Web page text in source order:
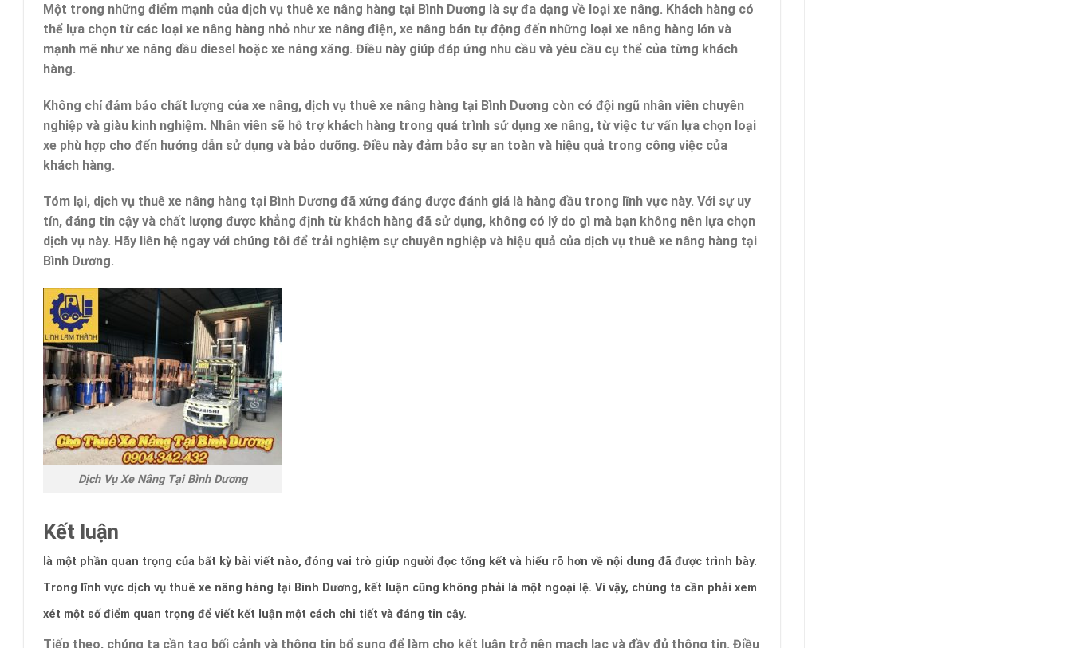
Một trong những điểm mạnh của dịch vụ thuê xe nâng hàng tại Bình Dương là sự đa dạng về loại xe nâng. Khách hàng có
thể lựa chọn từ các loại xe nâng hàng nhỏ như xe nâng điện, xe nâng bán tự động đến những loại xe nâng hàng lớn và
mạnh mẽ như xe nâng dầu diesel hoặc xe nâng xăng. Điều này giúp đáp ứng nhu cầu và yêu cầu cụ thể của từng khách
hàng.
Không chỉ đảm bảo chất lượng của xe nâng, dịch vụ thuê xe nâng hàng tại Bình Dương còn có đội ngũ nhân viên chuyên
nghiệp và giàu kinh nghiệm. Nhân viên sẽ hỗ trợ khách hàng trong quá trình sử dụng xe nâng, từ việc tư vấn lựa chọn loại
xe phù hợp cho đến hướng dẫn sử dụng và bảo dưỡng. Điều này đảm bảo sự an toàn và hiệu quả trong công việc của
khách hàng.
Tóm lại, dịch vụ thuê xe nâng hàng tại Bình Dương đã xứng đáng được đánh giá là hàng đầu trong lĩnh vực này. Với sự uy
tín, đáng tin cậy và chất lượng được khẳng định từ khách hàng đã sử dụng, không có lý do gì mà bạn không nên lựa chọn
dịch vụ này. Hãy liên hệ ngay với chúng tôi để trải nghiệm sự chuyên nghiệp và hiệu quả của dịch vụ thuê xe nâng hàng tại
Bình Dương.
Dịch Vụ Xe Nâng Tại Bình Dương
Kết luận
là một phần quan trọng của bất kỳ bài viết nào, đóng vai trò giúp người đọc tổng kết và hiểu rõ hơn về nội dung đã được trình bày.
Trong lĩnh vực dịch vụ thuê xe nâng hàng tại Bình Dương, kết luận cũng không phải là một ngoại lệ. Vì vậy, chúng ta cần phải xem
xét một số điểm quan trọng để viết kết luận một cách chi tiết và đáng tin cậy.
Tiếp theo, chúng ta cần tạo bối cảnh và thông tin bổ sung để làm cho kết luận trở nên mạch lạc và đầy đủ thông tin. Điều